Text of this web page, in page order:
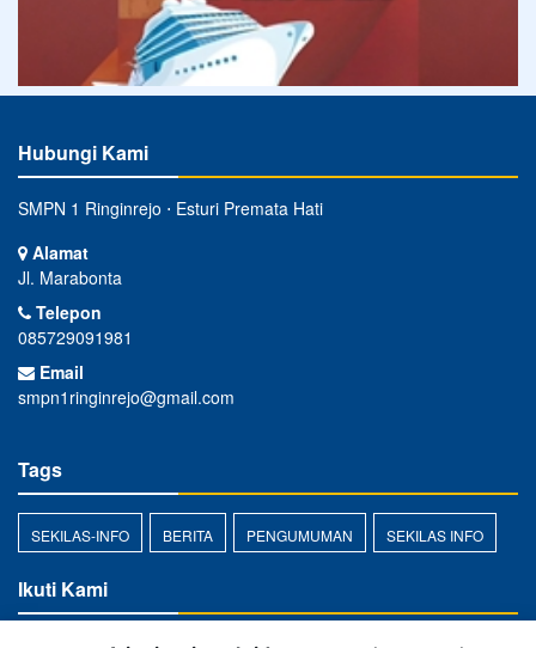
Hubungi Kami
SMPN 1 Ringinrejo ⋅ Esturi Premata Hati
Alamat
Jl. Marabonta
Telepon
085729091981
Email
smpn1ringinrejo@gmail.com
Tags
SEKILAS-INFO BERITA PENGUMUMAN SEKILAS INFO
Ikuti Kami